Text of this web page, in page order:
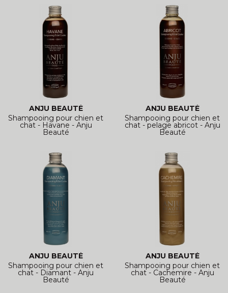
ANJU BEAUTÉ
Shampooing pour chien et
chat - Havane - Anju
Beauté
ANJU BEAUTÉ
Shampooing pour chien et
chat - pelage abricot - Anju
Beauté
ANJU BEAUTÉ
Shampooing pour chien et
chat - Diamant - Anju
Beauté
ANJU BEAUTÉ
Shampooing pour chien et
chat - Cachemire - Anju
Beauté